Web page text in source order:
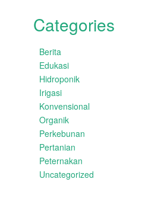
Categories
Berita
Edukasi
Hidroponik
Irigasi
Konvensional
Organik
Perkebunan
Pertanian
Peternakan
Uncategorized